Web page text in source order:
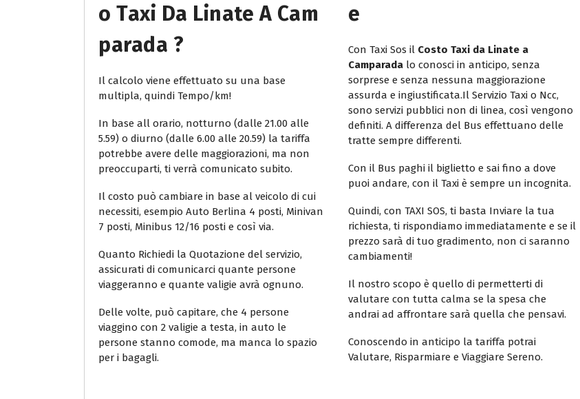
O Taxi Da Linate A Cam
Parada ?
Il calcolo viene effettuato su una base
multipla, quindi Tempo/km!
In base all orario, notturno (dalle 21.00 alle
5.59) o diurno (dalle 6.00 alle 20.59) la tariffa
potrebbe avere delle maggiorazioni, ma non
preoccuparti, ti verrà comunicato subito.
Il costo può cambiare in base al veicolo di cui
necessiti, esempio Auto Berlina 4 posti, Minivan
7 posti, Minibus 12/16 posti e così via.
Quanto Richiedi la Quotazione del servizio,
assicurati di comunicarci quante persone
viaggeranno e quante valigie avrà ognuno.
Delle volte, può capitare, che 4 persone
viaggino con 2 valigie a testa, in auto le
persone stanno comode, ma manca lo spazio
per i bagagli.
E
Con Taxi Sos il Costo Taxi da Linate a
Camparadalo conosci in anticipo, senza
sorprese e senza nessuna maggiorazione
assurda e ingiustificata.Il Servizio Taxi o Ncc,
sono servizi pubblici non di linea, così vengono
definiti. A differenza del Bus effettuano delle
tratte sempre differenti.
Con il Bus paghi il biglietto e sai fino a dove
puoi andare, con il Taxi è sempre un incognita.
Quindi, con TAXI SOS, ti basta Inviare la tua
richiesta, ti rispondiamo immediatamente e se il
prezzo sarà di tuo gradimento, non ci saranno
cambiamenti!
Il nostro scopo è quello di permetterti di
valutare con tutta calma se la spesa che
andrai ad affrontare sarà quella che pensavi.
Conoscendo in anticipo la tariffa potrai
Valutare, Risparmiare e Viaggiare Sereno.